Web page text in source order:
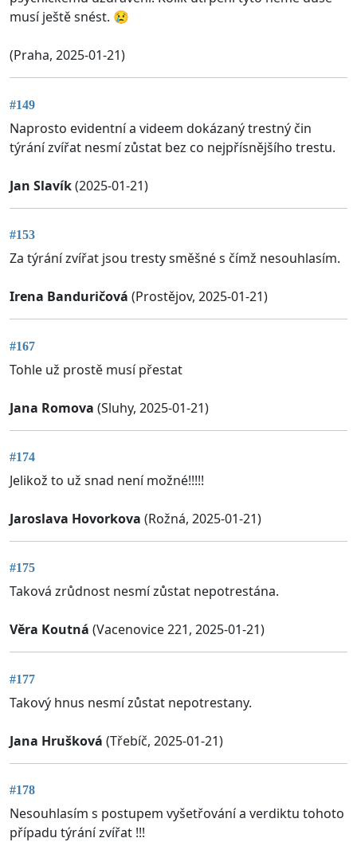
musí ještě snést. 😢
(Praha, 2025-01-21)
#149
Naprosto evidentní a videem dokázaný trestný čin
týrání zvířat nesmí zůstat bez co nejpřísnějšího trestu.
Jan Slavík(2025-01-21)
#153
Za týrání zvířat jsou tresty směšné s čímž nesouhlasím.
Irena Banduričová (Prostějov, 2025-01-21)
#167
Tohle už prostě musí přestat
Jana Romova (Sluhy, 2025-01-21)
#174
Jelikož to už snad není možné!!!!!
Jaroslava Hovorkova (Rožná, 2025-01-21)
#175
Taková zrůdnost nesmí zůstat nepotrestána.
Věra Koutná (Vacenovice 221, 2025-01-21)
#177
Takový hnus nesmí zůstat nepotrestany.
Jana Hrušková (Třebíč, 2025-01-21)
#178
Nesouhlasím s postupem vyšetřování a verdiktu tohoto
případu týrání zvířat !!!